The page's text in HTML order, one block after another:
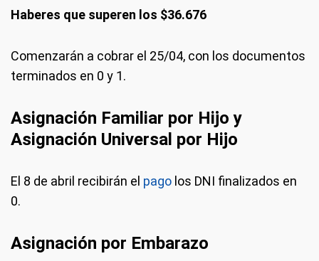
Haberes que superen los $36.676
Comenzarán a cobrar el 25/04, con los documentos
terminados en 0 y 1.
Asignación Familiar por Hijo y
Asignación Universal por Hijo
El 8 de abril recibirán el pago los DNI finalizados en
0.
Asignación por Embarazo